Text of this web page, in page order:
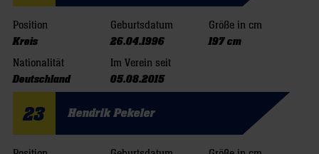
Position
Kreis
Geburtsdatum
26.04.1996
Größe in cm
197 cm
Nationalität
Deutschland
Im Verein seit
05.08.2015
23 Hendrik Pekeler